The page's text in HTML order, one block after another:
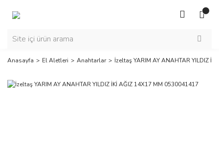
Anasayfa El Aletleri Anahtarlar İzeltaş YARIM AY ANAHTAR YILDIZ